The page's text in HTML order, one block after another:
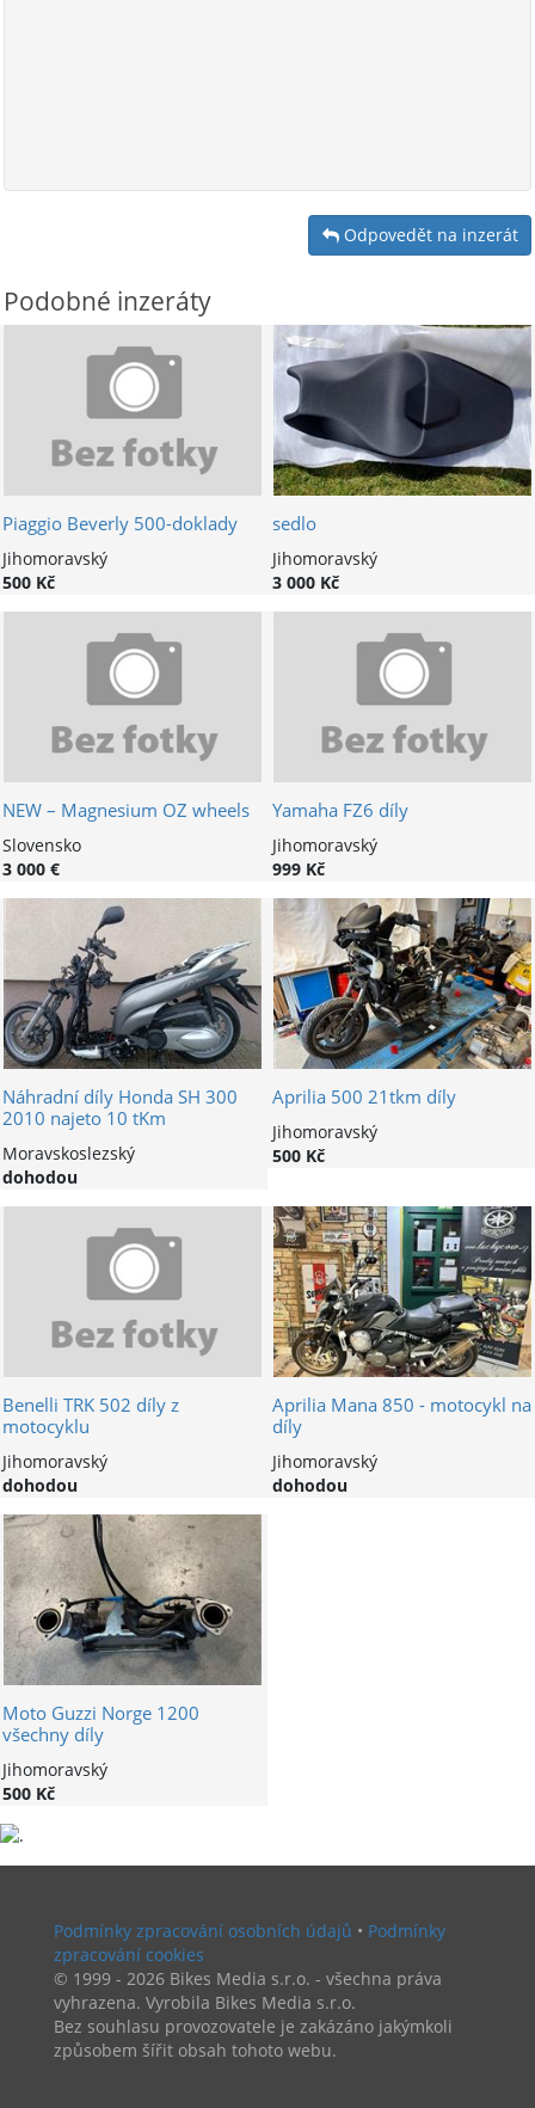
Odpovedět na inzerát
Podobné inzeráty
Piaggio Beverly 500-doklady
Jihomoravský
500 Kč
sedlo
Jihomoravský
3 000 Kč
NEW – Magnesium OZ wheels
Slovensko
3 000 €
Yamaha FZ6 díly
Jihomoravský
999 Kč
Náhradní díly Honda SH 300
2010 najeto 10 tKm
Moravskoslezský
dohodou
Aprilia 500 21tkm díly
Jihomoravský
500 Kč
Benelli TRK 502 díly z
motocyklu
Jihomoravský
dohodou
Aprilia Mana 850 - motocykl na
díly
Jihomoravský
dohodou
Moto Guzzi Norge 1200
všechny díly
Jihomoravský
500 Kč
Podmínky zpracování osobních údajů • Podmínky
zpracování cookies
© 1999 - 2026 Bikes Media s.r.o. - všechna práva
vyhrazena. Vyrobila Bikes Media s.r.o.
Bez souhlasu provozovatele je zakázáno jakýmkoli
způsobem šířit obsah tohoto webu.